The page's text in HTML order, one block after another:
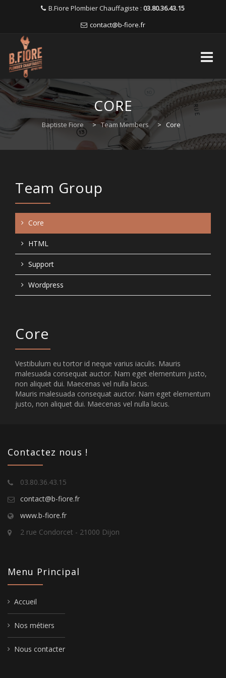
B.Fiore Plombier Chauffagiste : 03.80.36.43.15
contact@b-fiore.fr
Skip
to
content
CORE
Baptiste Fiore > Team Members > Core
Team Group
Core
HTML
Support
Wordpress
Core
Vestibulum eu tortor id neque varius iaculis. Mauris
malesuada consequat auctor. Nam eget elementum justo,
non aliquet dui. Maecenas vel nulla lacus.
Mauris malesuada consequat auctor. Nam eget elementum
justo, non aliquet dui. Maecenas vel nulla lacus.
Contactez nous !
03.80.36.43.15
contact@b-fiore.fr
www.b-fiore.fr
2 rue Condorcet - 21000 Dijon
Menu Principal
Accueil
Nos métiers
Nous contacter